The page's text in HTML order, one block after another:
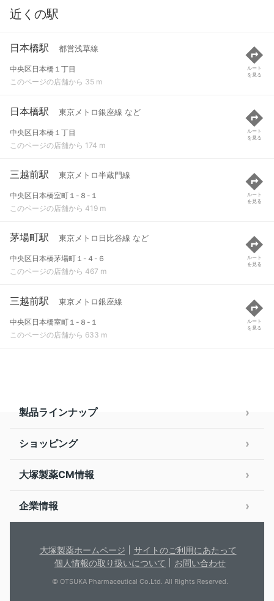
近くの駅
日本橋駅 都営浅草線
中央区日本橋１丁目
このページの店舗から 35 m
ルート
を見る
日本橋駅 東京メトロ銀座線 など
中央区日本橋１丁目
このページの店舗から 174 m
ルート
を見る
三越前駅 東京メトロ半蔵門線
中央区日本橋室町１-８-１
このページの店舗から 419 m
ルート
を見る
茅場町駅 東京メトロ日比谷線 など
中央区日本橋茅場町１-４-６
このページの店舗から 467 m
ルート
を見る
三越前駅 東京メトロ銀座線
中央区日本橋室町１-８-１
このページの店舗から 633 m
ルート
を見る
製品ラインナップ
ショッピング
大塚製薬CM情報
企業情報
大塚製薬ホームページ
サイトのご利用にあたって
個人情報の取り扱いについて
お問い合わせ
© OTSUKA Pharmaceutical Co.Ltd. All Rights Reserved.